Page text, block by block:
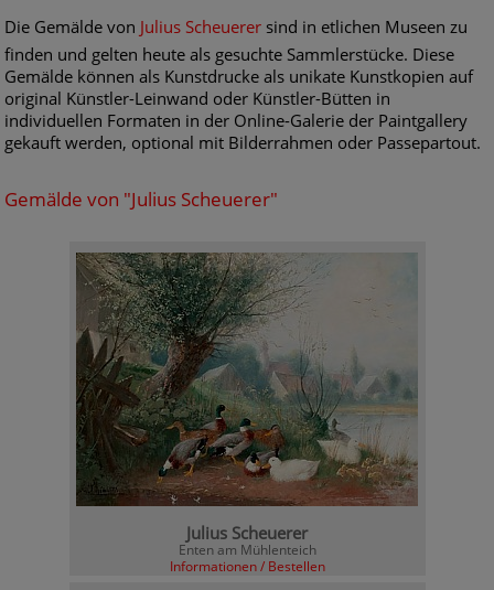
Die Gemälde von Julius Scheuerer sind in etlichen Museen zu
finden und gelten heute als gesuchte Sammlerstücke. Diese
Gemälde können als Kunstdrucke als unikate Kunstkopien auf
original Künstler-Leinwand oder Künstler-Bütten in
individuellen Formaten in der Online-Galerie der Paintgallery
gekauft werden, optional mit Bilderrahmen oder Passepartout.
Gemälde von "Julius Scheuerer"
Julius Scheuerer
Enten am Mühlenteich
Informationen / Bestellen